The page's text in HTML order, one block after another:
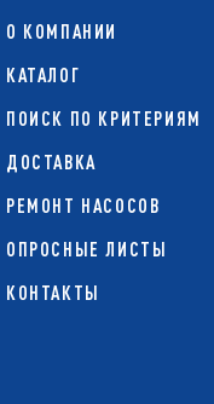
О КОМПАНИИ
КАТАЛОГ
ПОИСК ПО КРИТЕРИЯМ
ДОСТАВКА
РЕМОНТ НАСОСОВ
ОПРОСНЫЕ ЛИСТЫ
КОНТАКТЫ